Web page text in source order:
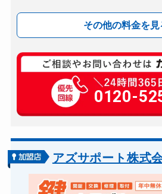
その他の料金を見
玄関カギ修理
玄関カギ作成
玄関カギ交換
金庫カギ開け
金庫カギ修理
0120-
アズサポート株式